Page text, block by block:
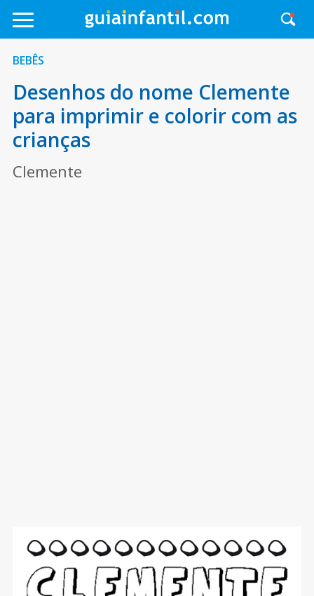
BEBÊS
Desenhos do nome Clemente
para imprimir e colorir com as
crianças
Clemente